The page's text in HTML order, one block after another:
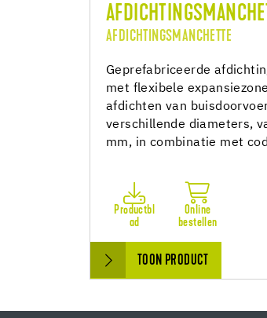
AFDICHTINGSMANCHETTE
Geprefabriceerde
met flexibele
afdichten van
verschillende diameters,
mm, in combinatie met
Productbl
ad
Online
bestellen
TOON PRODUCT